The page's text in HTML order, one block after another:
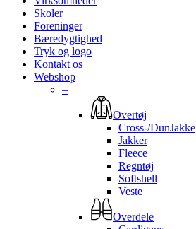
Skoler
Foreninger
Bæredygtighed
Tryk og logo
Kontakt os
Webshop
–
Overtøj
Cross-/DunJakke
Jakker
Fleece
Regntøj
Softshell
Veste
Overdele